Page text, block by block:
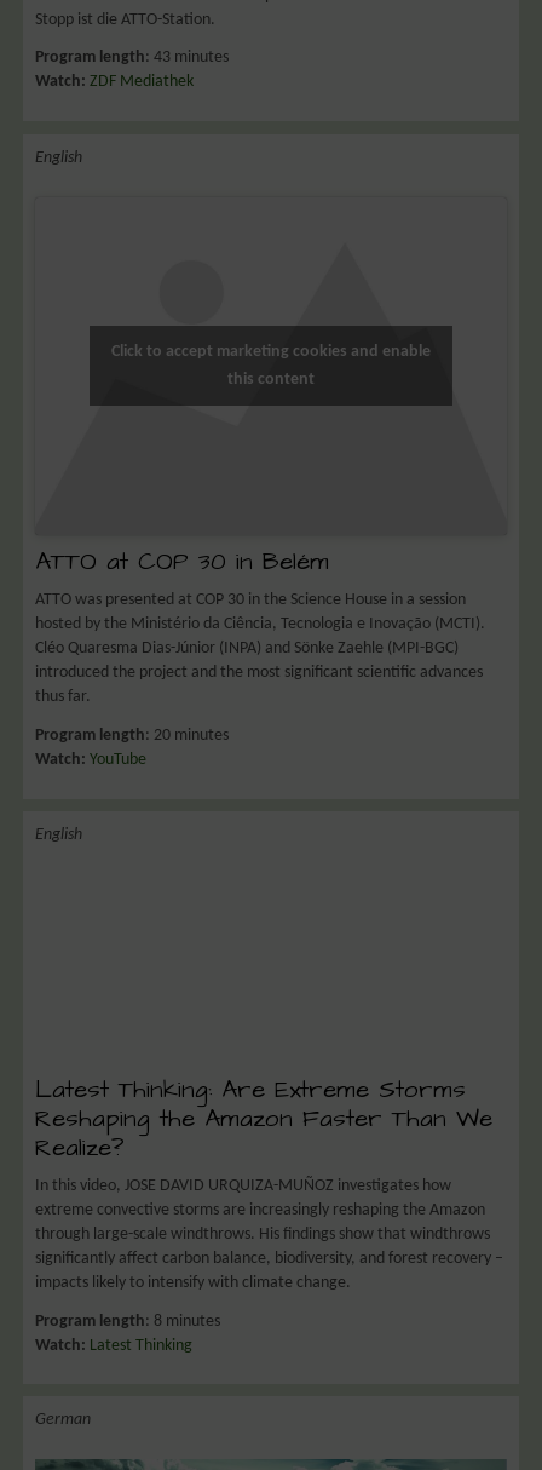
Stopp ist die ATTO-Station.
Program length: 43 minutes
Watch:ZDF Mediathek
English
Click to accept marketing cookies and enable
this content
ATTO at COP 30 in Belém
ATTO was presented at COP 30 in the Science House in a session
hosted by the Ministério da Ciência, Tecnologia e Inovação (MCTI).
Cléo Quaresma Dias-Júnior (INPA) and Sönke Zaehle (MPI-BGC)
introduced the project and the most significant scientific advances
thus far.
Program length: 20 minutes
Watch:YouTube
English
Latest Thinking: Are Extreme Storms
Reshaping the Amazon Faster Than We
Realize?
In this video, JOSE DAVID URQUIZA-MUÑOZ investigates how
extreme convective storms are increasingly reshaping the Amazon
through large-scale windthrows. His findings show that windthrows
significantly affect carbon balance, biodiversity, and forest recovery –
impacts likely to intensify with climate change.
Program length: 8 minutes
Watch: Latest Thinking
German